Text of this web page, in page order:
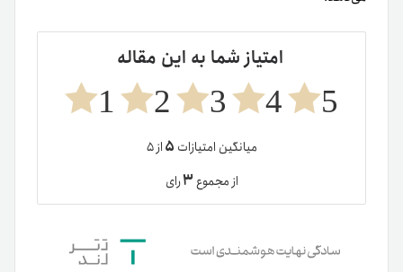
طریق
ایمیل
چگونه تفاوت قیمت تتر بین صرافی ها را تحلیل کنیم؟